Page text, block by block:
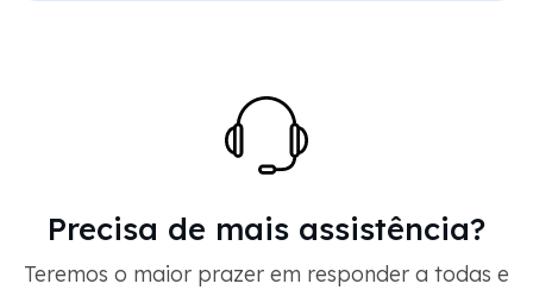
Precisa de mais assistência?
Teremos o maior prazer em responder a todas e